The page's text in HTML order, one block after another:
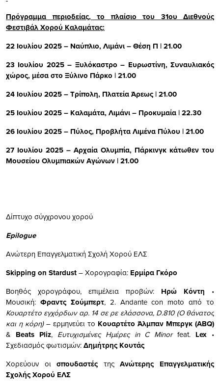
Πρόγραμμα περιοδείας, το πλαίσιο του 31ου Διεθνούς
Φεστιβάλ Χορού Καλαμάτας:
22 Ιουλίου 2025 – Ναύπλιο, Λιμάνι – Θέση Π | 21.00
23 Ιουλίου 2025 – Ξυλόκαστρο – Ευρωστίνη, Συναυλιακός
χώρος, μέσα στο Ξύλινο Πάρκο | 21.00
24 Ιουλίου 2025 – Τρίπολη, Πλατεία Άρεως | 21.00
25 Ιουλίου 2025 – Καλαμάτα, Λιμάνι – Προκυμαία | 22.30
26 Ιουλίου 2025 – Πύλος, Προβλήτα Λιμένα Πύλου | 21.00
27 Ιουλίου 2025 – Αρχαία Ολυμπία, Πάρκινγκ κάτωθεν του
Μουσείου Ολυμπιακών Αγώνων | 21.00
Δίπτυχο σύγχρονου χορού
Epilogue
Ανώτερη Επαγγελματική Σχολή Χορού ΕΛΣ
Skipping on Stardust– Χορογραφία: Ερμίρα Γκόρο
Βοηθός χορογράφου, επιμέλεια προβών: Ηρώ Κόντη •
Μουσική: Φραντς Σούμπερτ, 2. Andante con moto από το
Κουαρτέτο εγχόρδων αρ. 14 σε ρε ελάσσονα, D.810 (Ο θάνατος
και η κόρη)– ερμηνεύει το Κουαρτέτο Άλμπαν Μπεργκ (ABQ)
& Beats Pliz, Ευτυχισμένες Ημέρες in C Minorfeat. Lex •
Σχεδιασμός φωτισμών:Δημήτρης Κουτάς
Χορεύουν οισπουδαστές τηςΑνώτερης Επαγγελματικής
Σχολής Χορού ΕΛΣ